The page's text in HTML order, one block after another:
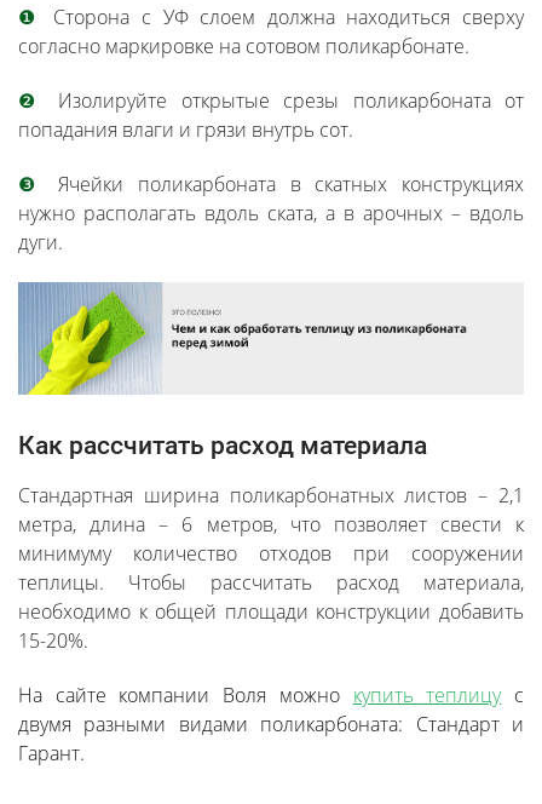
❶ Сторона с УФ слоем должна находиться сверху
согласно маркировке на сотовом поликарбонате.
❷ Изолируйте открытые срезы поликарбоната от
попадания влаги и грязи внутрь сот.
❸Ячейки поликарбоната в скатных конструкциях
нужно располагать вдоль ската, а в арочных – вдоль
дуги.
Как рассчитать расход материала
Стандартная ширина поликарбонатных листов – 2,1
метра, длина – 6 метров, что позволяет свести к
минимуму количество отходов при сооружении
теплицы. Чтобы рассчитать расход материала,
необходимо к общей площади конструкции добавить
15-20%.
На сайте компании Воля можно купить теплицус
двумя разными видами поликарбоната: Стандарт и
Гарант.